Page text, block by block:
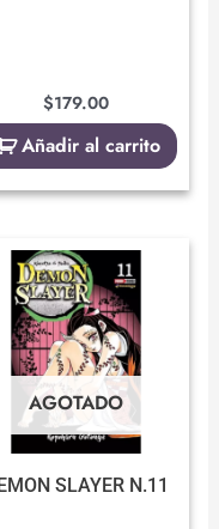
$179.00
Añadir al carrito
AGOTADO
SLAYER N.11